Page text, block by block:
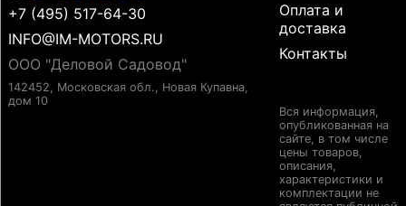
+7 (495) 517-64-30
INFO@IM-MOTORS.RU
ООО "Деловой Садовод"
142452, Московская обл., Новая Купавна,
дом 10
Оплата и
доставка
Контакты
Вся информация,
опубликованная на
сайте, в том числе
цены товаров,
описания,
характеристики и
комплектации не